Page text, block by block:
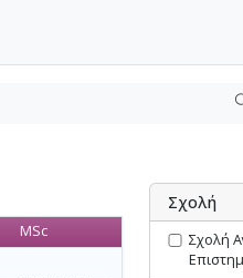
MSc
Σχολή
Σχολή